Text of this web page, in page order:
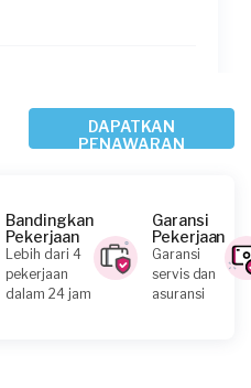
Lantai
DAPATKAN
PENAWARAN
Bandingkan
Pekerjaan
Lebih dari 4
pekerjaan
dalam 24 jam
Garansi
Pekerjaan
Garansi
servis dan
asuransi